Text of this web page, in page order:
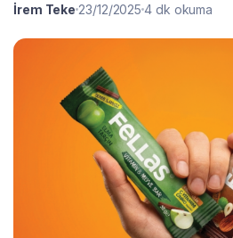
İrem Teke 23/12/20254 dk okuma